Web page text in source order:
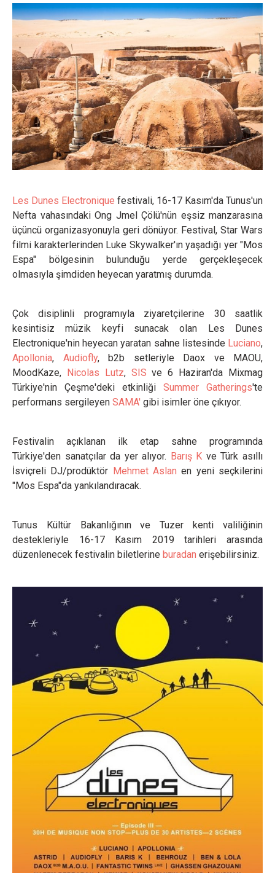
Les Dunes Electronique festivali, 16-17 Kasım'da Tunus'un
Nefta vahasındaki Ong Jmel Çölü'nün eşsiz manzarasına
üçüncü organizasyonuyla geri dönüyor. Festival, Star Wars
filmi karakterlerinden Luke Skywalker'ın yaşadığı yer "Mos
Espa" bölgesinin bulunduğu yerde gerçekleşecek
olmasıyla şimdiden heyecan yaratmış durumda.
Çok disiplinli programıyla ziyaretçilerine 30 saatlik
kesintisiz müzik keyfi sunacak olan Les Dunes
Electronique'nin heyecan yaratan sahne listesinde Luciano,
Apollonia, Audiofly, b2b setleriyle Daox ve MAOU,
MoodKaze,
Nicolas Lutz, SIS ve 6 Haziran'da Mixmag
Türkiye'nin Çeşme'deki etkinliği Summer Gatherings'te
performans sergileyen SAMA' gibi isimler öne çıkıyor.
Festivalin açıklanan ilk etap sahne programında
Türkiye'den sanatçılar da yer alıyor. Barış K ve Türk asıllı
İsviçreli DJ/prodüktör Mehmet Aslan en yeni seçkilerini
"Mos Espa"da yankılandıracak.
Tunus Kültür Bakanlığının ve Tuzer kenti valiliğinin
destekleriyle 16-17 Kasım 2019 tarihleri arasında
düzenlenecek festivalin biletlerine buradan erişebilirsiniz.